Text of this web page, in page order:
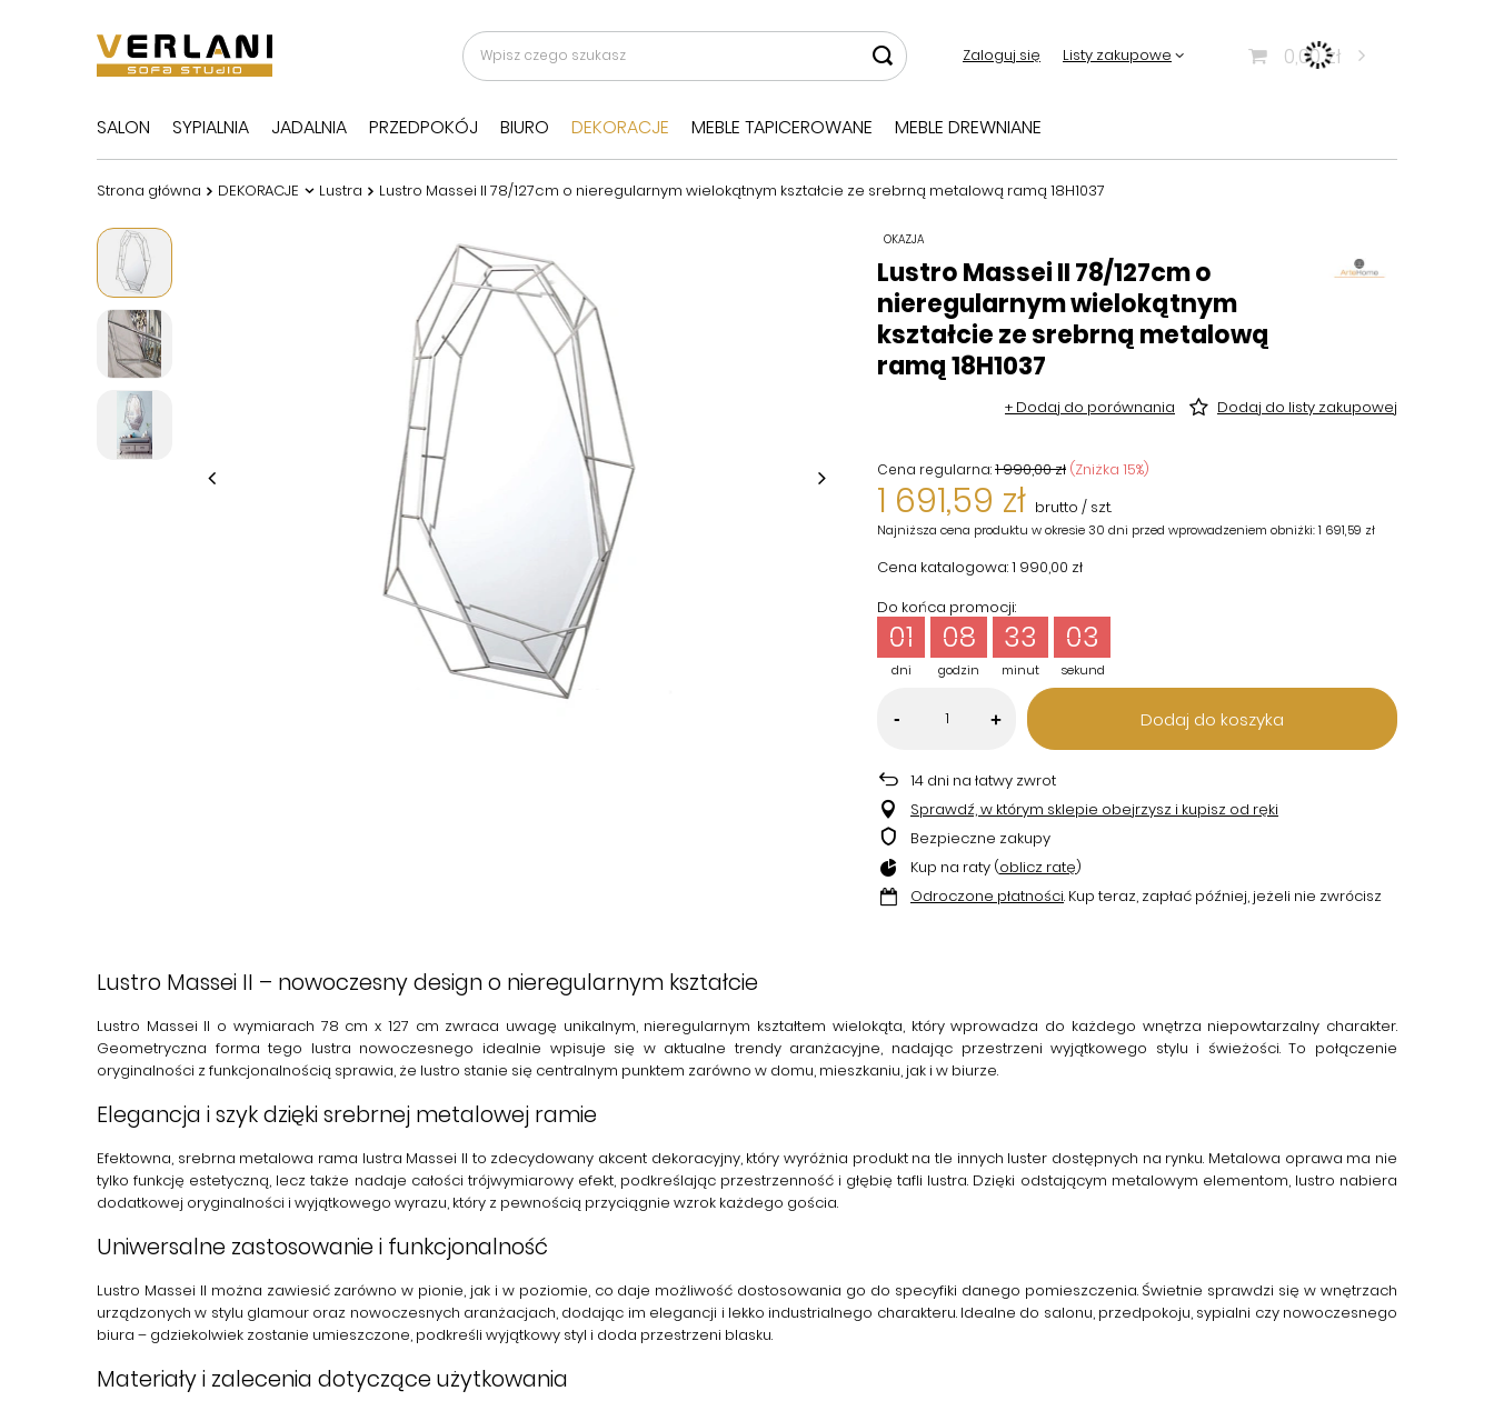
Zaloguj się Listy zakupowe 0,00 zł
SALON SYPIALNIA JADALNIA PRZEDPOKÓJ BIURO DEKORACJE MEBLE TAPICEROWANE MEBLE DREWNIANE
Strona główna DEKORACJE Lustra Lustro Massei II 78/127cm o nieregularnym wielokątnym kształcie ze srebrną metalową ramą 18H1037
OKAZJA
Lustro Massei II 78/127cm o
nieregularnym wielokątnym
kształcie ze srebrną metalową
ramą 18H1037
+ Dodaj do porównania Dodaj do listy zakupowej
Cena regularna:1 990,00 zł (Zniżka 15%)
1 691,59 zł brutto / szt.
Najniższa cena produktu w okresie 30 dni przed wprowadzeniem obniżki:1 691,59 zł
Cena katalogowa:1 990,00 zł
Do końca promocji:
dni
01
godzin
08
minut
33
sekund
02
- + Dodaj do koszyka
14 dni na łatwy zwrot
Sprawdź, w którym sklepie obejrzysz i kupisz od ręki
Bezpieczne zakupy
Kup na raty (oblicz ratę)
Odroczone płatności. Kup teraz, zapłać później, jeżeli nie zwrócisz
Lustro Massei II – nowoczesny design o nieregularnym kształcie
Lustro Massei II o wymiarach 78 cm x 127 cm zwraca uwagę unikalnym, nieregularnym kształtem wielokąta, który wprowadza do każdego wnętrza niepowtarzalny charakter.
Geometryczna forma tego lustra nowoczesnego idealnie wpisuje się w aktualne trendy aranżacyjne, nadając przestrzeni wyjątkowego stylu i świeżości. To połączenie
oryginalności z funkcjonalnością sprawia, że lustro stanie się centralnym punktem zarówno w domu, mieszkaniu, jak i w biurze.
Elegancja i szyk dzięki srebrnej metalowej ramie
Efektowna, srebrna metalowa rama lustra Massei II to zdecydowany akcent dekoracyjny, który wyróżnia produkt na tle innych luster dostępnych na rynku. Metalowa oprawa ma nie
tylko funkcję estetyczną, lecz także nadaje całości trójwymiarowy efekt, podkreślając przestrzenność i głębię tafli lustra. Dzięki odstającym metalowym elementom, lustro nabiera
dodatkowej oryginalności i wyjątkowego wyrazu, który z pewnością przyciągnie wzrok każdego gościa.
Uniwersalne zastosowanie i funkcjonalność
Lustro Massei II można zawiesić zarówno w pionie, jak i w poziomie, co daje możliwość dostosowania go do specyfiki danego pomieszczenia. Świetnie sprawdzi się w wnętrzach
urządzonych w stylu glamour oraz nowoczesnych aranżacjach, dodając im elegancji i lekko industrialnego charakteru. Idealne do salonu, przedpokoju, sypialni czy nowoczesnego
biura – gdziekolwiek zostanie umieszczone, podkreśli wyjątkowy styl i doda przestrzeni blasku.
Materiały i zalecenia dotyczące użytkowania